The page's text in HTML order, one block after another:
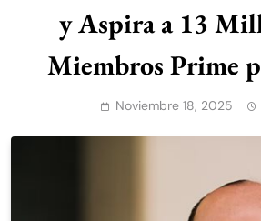
y Aspira a 13
Miembros Prime
Noviembre 18, 2025